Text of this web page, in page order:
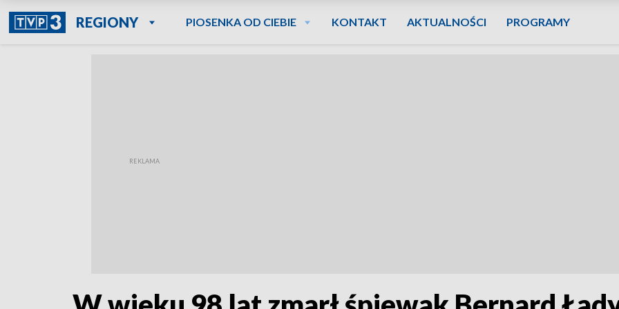
REGIONY PIOSENKA OD CIEBIE KONTAKT AKTUALNOŚCI PROGRAMY